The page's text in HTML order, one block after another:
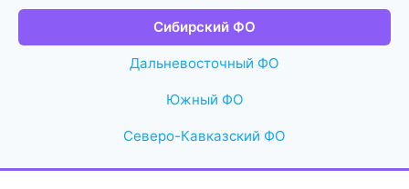
Сибирский ФО
Дальневосточный ФО
Южный ФО
Северо-Кавказский ФО